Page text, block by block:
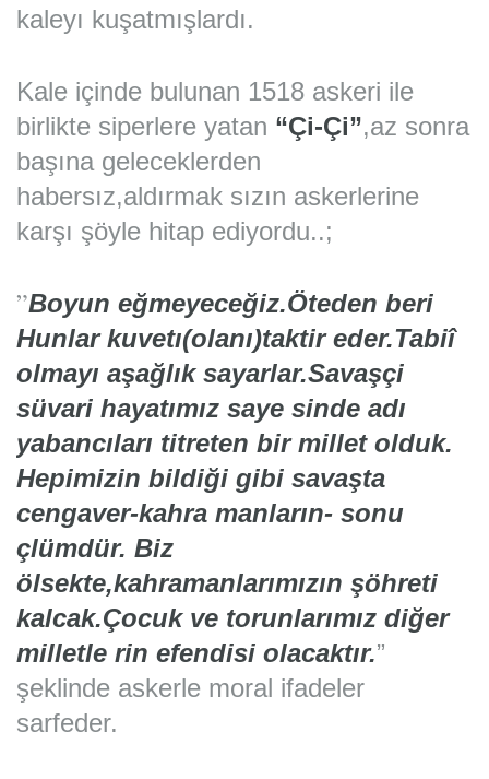
kaleyı kuşatmışlardı.
Kale içinde bulunan 1518 askeri ile
birlikte siperlere yatan “Çi-Çi”,az sonra
başına geleceklerden
habersız,aldırmak sızın askerlerine
karşı şöyle hitap ediyordu..;
”Boyun eğmeyeceğiz.Öteden beri
Hunlar kuvetı(olanı)taktir eder.Tabiî
olmayı aşağlık sayarlar.Savaşçi
süvari hayatımız saye sinde adı
yabancıları titreten bir millet olduk.
Hepimizin bildiği gibi savaşta
cengaver-kahra manların- sonu
çlümdür. Biz
ölsekte,kahramanlarımızın şöhreti
kalcak.Çocuk ve torunlarımız diğer
milletle rin efendisi olacaktır.”
şeklinde askerle moral ifadeler
sarfeder.